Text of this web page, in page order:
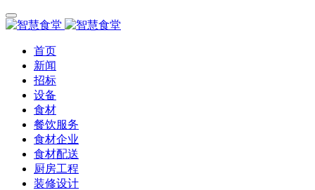
首页
新闻
招标
设备
食材
餐饮服务
食材企业
食材配送
厨房工程
装修设计